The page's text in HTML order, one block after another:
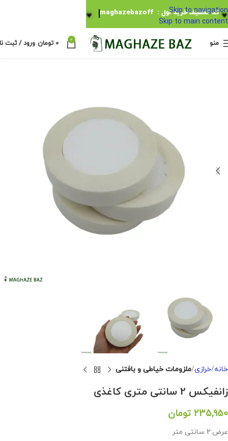
Skip to navigation
Skip to main content
منو 0
0 تومان ورود / ثبت
خانه خرازی ملزومات خیاطی و بافتنی
زانفیکس 2 سانتی متری کاغذی
235,950 تومان
عرض:2 سانتی متر
💗 کد تخفیف خرید اول : maghazebazoff 💗